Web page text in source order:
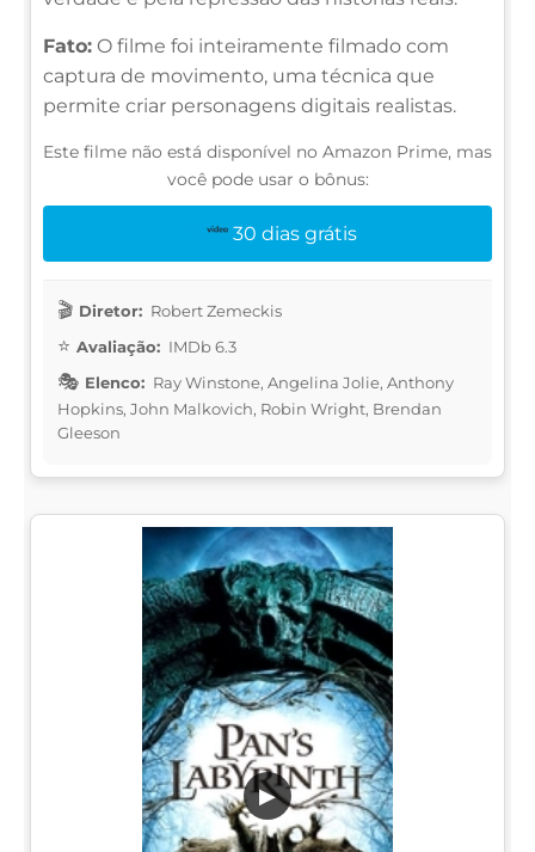
Fato: O filme foi inteiramente filmado com
captura de movimento, uma técnica que
permite criar personagens digitais realistas.
Este filme não está disponível no Amazon Prime, mas
você pode usar o bônus:
30 dias grátis
Diretor: Robert Zemeckis
Avaliação: IMDb 6.3
Elenco: Ray Winstone, Angelina Jolie, Anthony
Hopkins, John Malkovich, Robin Wright, Brendan
Gleeson
▶